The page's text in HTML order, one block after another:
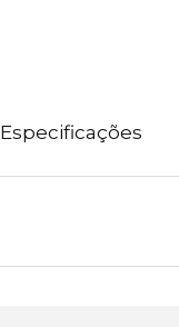
Especificações